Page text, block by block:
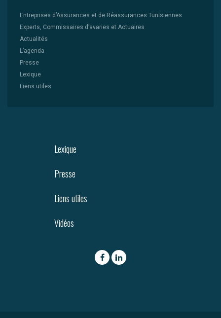
Entreprises d’Assurances et de Réassurances Tunisiennes
Experts, Commissaires d’avaries et Actuaires
Actualités
L’agenda
Presse
Lexique
Liens utiles
Lexique
Presse
Liens utiles
Vidéos